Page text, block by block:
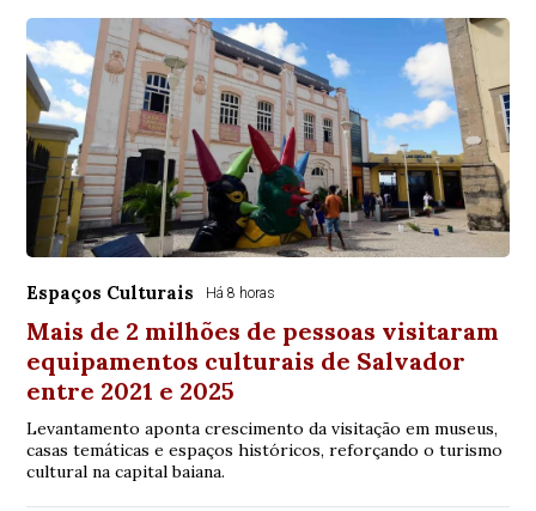
Espaços Culturais Há 8 horas
Mais de 2 milhões de pessoas visitaram
equipamentos culturais de Salvador
entre 2021 e 2025
Levantamento aponta crescimento da visitação em museus,
casas temáticas e espaços históricos, reforçando o turismo
cultural na capital baiana.